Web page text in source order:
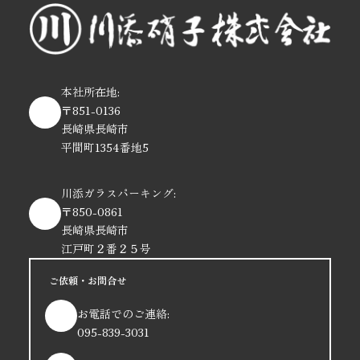
本社所在地:
〒851-0136
長崎県長崎市
平間町1354番地5
川添ガラスパーキング:
〒850-0861
長崎県長崎市
江戸町２番２５号
ご依頼・お問合せ
お電話でのご連絡:
095-839-3031